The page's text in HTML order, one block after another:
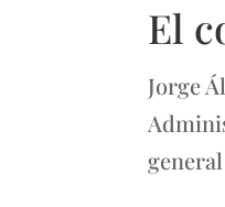
El
Jorge